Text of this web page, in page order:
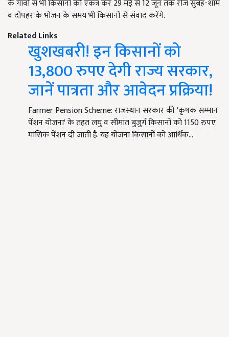
के गांवों से भी किसानों को एकत्र कर 29 मई से 12 जून तक रोज सुबह-शाम
व दोपहर के भोजन के समय भी किसानों से संवाद करेंगे.
Related Links
खुशखबरी! इन किसानों को
13,800 रुपए देगी राज्य सरकार,
जानें पात्रता और आवेदन प्रक्रिया!
Farmer Pension Scheme: राजस्थान सरकार की 'कृषक सम्मान
पेंशन योजना' के तहत लघु व सीमांत बुजुर्ग किसानों को 1150 रुपए
मासिक पेंशन दी जाती है. यह योजना किसानों को आर्थिक…